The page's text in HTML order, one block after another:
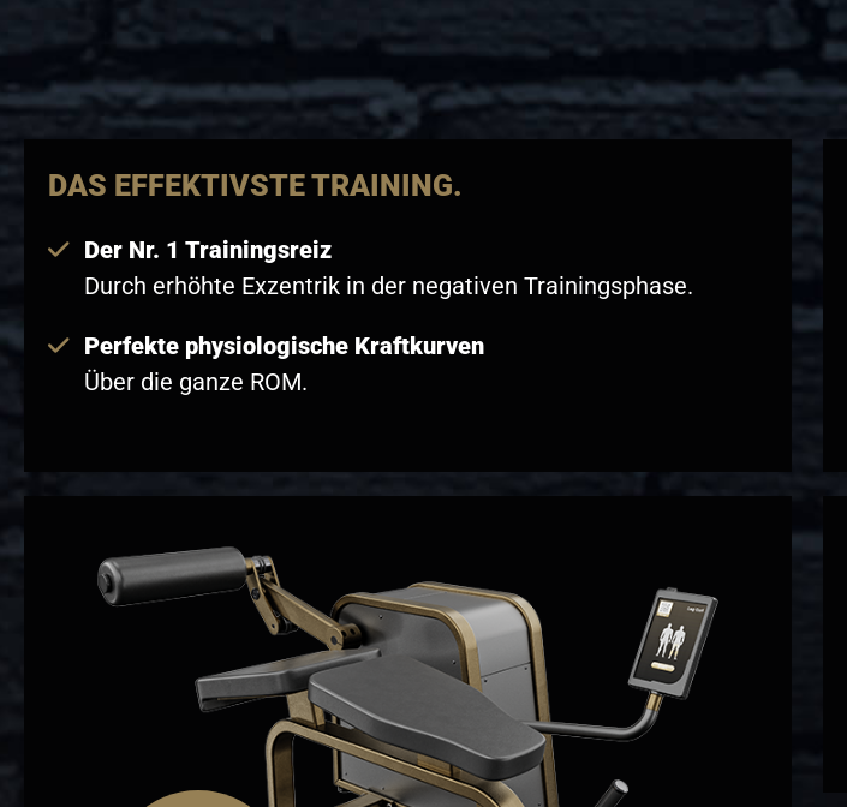
DAS EFFEKTIVSTE TRAINING.
Der Nr. 1 Trainingsreiz
Durch erhöhte Exzentrik in der negativen Trainingsphase.
Perfekte physiologische Kraftkurven
Über die ganze ROM.